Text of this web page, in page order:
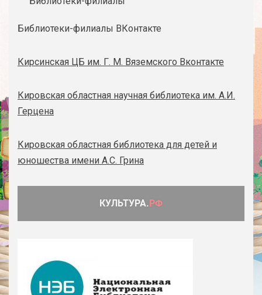
Библиотеки-филиалы ВКонтакте
Кирсинская ЦБ им. Г. М. Вяземского Вконтакте
Кировская областная научная библиотека им. А.И.
Герцена
Кировская областная библиотека для детей и
юношества имени А.С. Грина